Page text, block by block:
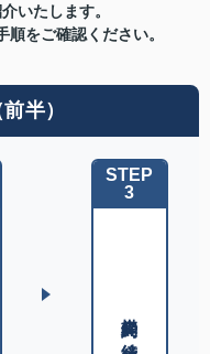
いたします。
をご確認ください。
半）
STEP
3
媒介契約の締結